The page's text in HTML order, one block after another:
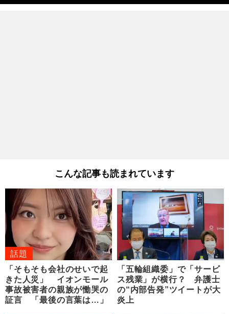
こんな記事も読まれています
話題
「そもそも会社のせいで起
きた人災」 イオンモール
事故被害者の親族が慟哭の
証言 「最後の言葉は…」
「五輪組織委」で「サービ
ス残業」が横行？ 弁護士
の“内部告発”ツイートが大
炎上